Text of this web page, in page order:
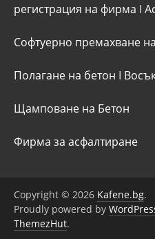
регистрация на фирма I
Софтуерно премахване
Полагане на бетон I
Щамповане на Бетон
Фирма за асфалтиране
Copyright © 2026 Kafene.bg.
Proudly powered by
ThemezHut.